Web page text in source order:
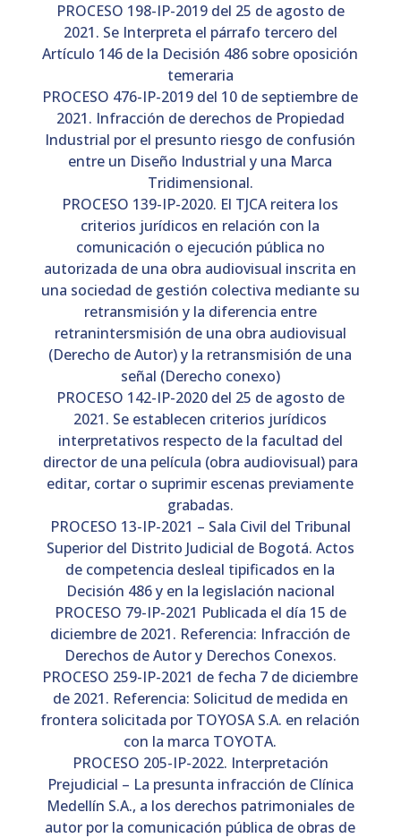
PROCESO 198-IP-2019 del 25 de agosto de
2021. Se Interpreta el párrafo tercero del
Artículo 146 de la Decisión 486 sobre oposición
temeraria
PROCESO 476-IP-2019 del 10 de septiembre de
2021. Infracción de derechos de Propiedad
Industrial por el presunto riesgo de confusión
entre un Diseño Industrial y una Marca
Tridimensional.
PROCESO 139-IP-2020. El TJCA reitera los
criterios jurídicos en relación con la
comunicación o ejecución pública no
autorizada de una obra audiovisual inscrita en
una sociedad de gestión colectiva mediante su
retransmisión y la diferencia entre
retranintersmisión de una obra audiovisual
(Derecho de Autor) y la retransmisión de una
señal (Derecho conexo)
PROCESO 142-IP-2020 del 25 de agosto de
2021. Se establecen criterios jurídicos
interpretativos respecto de la facultad del
director de una película (obra audiovisual) para
editar, cortar o suprimir escenas previamente
grabadas.
PROCESO 13-IP-2021 – Sala Civil del Tribunal
Superior del Distrito Judicial de Bogotá. Actos
de competencia desleal tipificados en la
Decisión 486 y en la legislación nacional
PROCESO 79-IP-2021 Publicada el día 15 de
diciembre de 2021. Referencia: Infracción de
Derechos de Autor y Derechos Conexos.
PROCESO 259-IP-2021 de fecha 7 de diciembre
de 2021. Referencia: Solicitud de medida en
frontera solicitada por TOYOSA S.A. en relación
con la marca TOYOTA.
PROCESO 205-IP-2022. Interpretación
Prejudicial – La presunta infracción de Clínica
Medellín S.A., a los derechos patrimoniales de
autor por la comunicación pública de obras de